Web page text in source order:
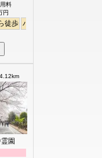
歩
料
円
徒歩 バリアフリー
4.12km
園